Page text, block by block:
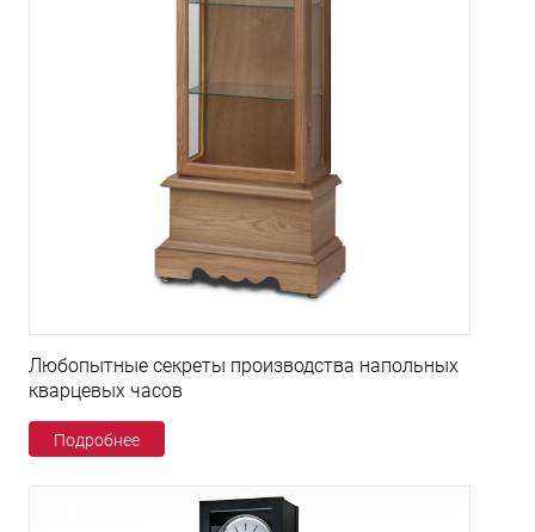
Любопытные секреты производства напольных
кварцевых часов
Подробнее